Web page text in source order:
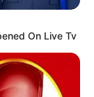
On Live Tv